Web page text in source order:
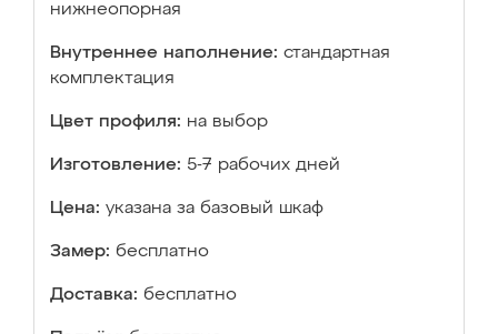
нижнеопорная
Внутреннее наполнение: стандартная
комплектация
Цвет профиля: на выбор
Изготовление: 5-7 рабочих дней
Цена: указана за базовый шкаф
Замер: бесплатно
Доставка: бесплатно